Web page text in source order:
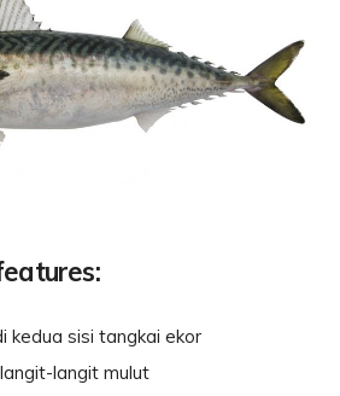
kedua sisi tangkai ekor
langit mulut